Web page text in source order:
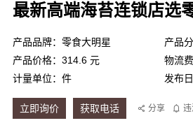
最新高端海苔连锁店选
产品品牌：零食大明星
产品
产品价格：314.6 元
物流
计量单位：件
立即询价 获取电话 分享 违